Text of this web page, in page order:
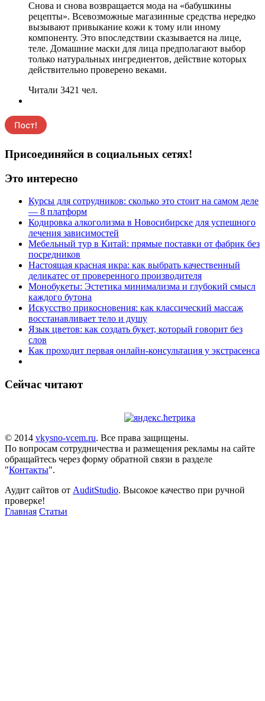
Снова и снова возвращается мода на «бабушкины
рецепты». Всевозможные магазинные средства нередко
вызывают привыкание кожи к тому или иному
компоненту. Это впоследствии сказывается на лице,
теле. Домашние маски для лица предполагают выбор
только натуральных ингредиентов, действие которых
действительно проверено веками.
Читали 3421 чел.
Присоединяйся в социальных сетях!
Это интересно
Курсы для сотрудников: сколько это стоит на самом деле
— 8 платформ
Кодировка алкоголизма в Новосибирске для успешного
лечения зависимостей
Мебельный тур в Китай: прямые поставки от фабрик без
посредников
Настоящая красная икра: как выбрать качественный
деликатес от проверенного производителя
Монобукеты: Эстетика минимализма и глубокий смысл
каждого бутона
Искусство прикосновения: как классический массаж
восстанавливает тело и душу
Язык цветов: как создать букет, который говорит без
слов
Как проходит первая онлайн-консультация у экстрасенса
Сейчас читают
© 2014 vkysno-vcem.ru. Все права защищены.
По вопросам сотрудничества и размещения рекламы на сайте
обращайтесь через форму обратной связи в разделе
"Контакты".
Аудит сайтов от AuditStudio. Высокое качество при ручной
проверке!
Главная Статьи